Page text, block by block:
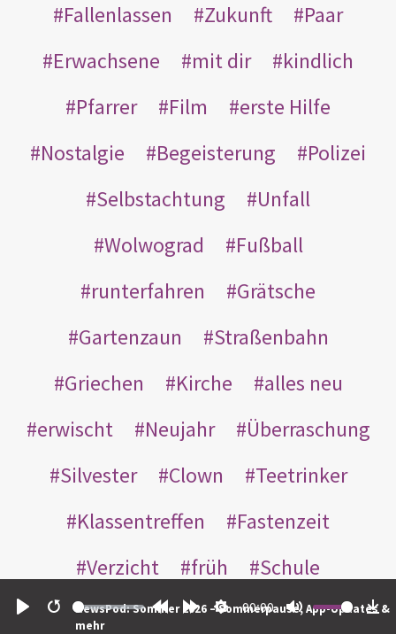
Restart
00:00
NewsPod: Sommer 2026 – Sommerpause, App-Updates &
mehr
Fallenlassen
Zukunft
Paar
Erwachsene
mit dir
kindlich
Pfarrer
Film
erste Hilfe
Nostalgie
Begeisterung
Polizei
Selbstachtung
Unfall
Wolwograd
Fußball
runterfahren
Grätsche
Gartenzaun
Straßenbahn
Griechen
Kirche
alles neu
erwischt
Neujahr
Überraschung
Silvester
Clown
Teetrinker
Klassentreffen
Fastenzeit
Verzicht
früh
Schule
Senioren
loben